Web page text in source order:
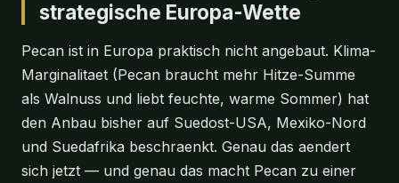
strategische Europa-Wette
Pecan ist in Europa praktisch nicht angebaut. Klima-
Marginalitaet (Pecan braucht mehr Hitze-Summe
als Walnuss und liebt feuchte, warme Sommer) hat
den Anbau bisher auf Suedost-USA, Mexiko-Nord
und Suedafrika beschraenkt. Genau das aendert
sich jetzt — und genau das macht Pecan zu einer